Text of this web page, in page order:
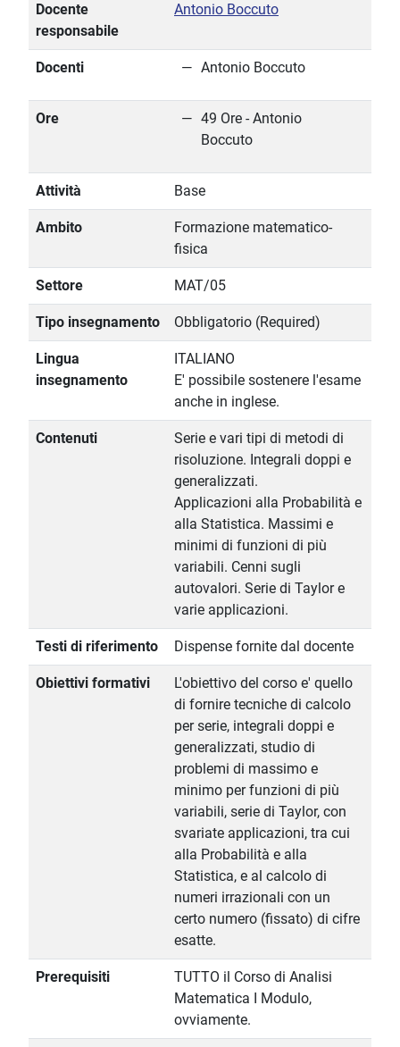
Docente
responsabile
Antonio Boccuto
Docenti Antonio Boccuto
Ore
49 Ore - Antonio
Boccuto
Attività Base
Ambito
Formazione matematico-
fisica
Settore MAT/05
Tipo insegnamento Obbligatorio (Required)
Lingua
insegnamento
ITALIANO
E' possibile sostenere l'esame
anche in inglese.
Contenuti
Serie e vari tipi di metodi di
risoluzione. Integrali doppi e
generalizzati.
Applicazioni alla Probabilità e
alla Statistica. Massimi e
minimi di funzioni di più
variabili. Cenni sugli
autovalori. Serie di Taylor e
varie applicazioni.
Testi di riferimento Dispense fornite dal docente
Obiettivi formativi
L'obiettivo del corso e' quello
di fornire tecniche di calcolo
per serie, integrali doppi e
generalizzati, studio di
problemi di massimo e
minimo per funzioni di più
variabili, serie di Taylor, con
svariate applicazioni, tra cui
alla Probabilità e alla
Statistica, e al calcolo di
numeri irrazionali con un
certo numero (fissato) di cifre
esatte.
Prerequisiti
TUTTO il Corso di Analisi
Matematica I Modulo,
ovviamente.